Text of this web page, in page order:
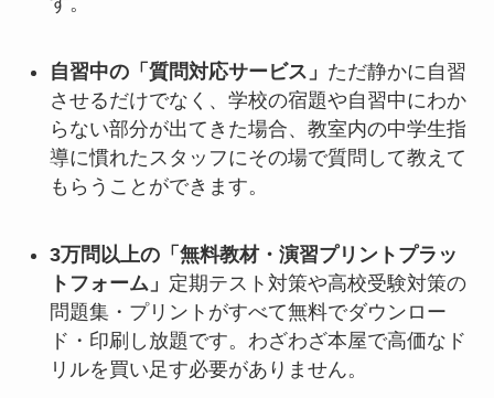
自習中の「質問対応サービス」 ただ静かに自習
させるだけでなく、学校の宿題や自習中にわか
らない部分が出てきた場合、教室内の中学生指
導に慣れたスタッフにその場で質問して教えて
もらうことができます。
3万問以上の「無料教材・演習プリントプラッ
トフォーム」 定期テスト対策や高校受験対策の
問題集・プリントがすべて無料でダウンロー
ド・印刷し放題です。わざわざ本屋で高価なド
リルを買い足す必要がありません。